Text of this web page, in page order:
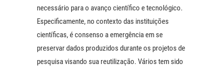
necessário para o avanço científico e tecnológico.
Especificamente, no contexto das instituições
científicas, é consenso a emergência em se
preservar dados produzidos durante os projetos de
pesquisa visando sua reutilização. Vários tem sido